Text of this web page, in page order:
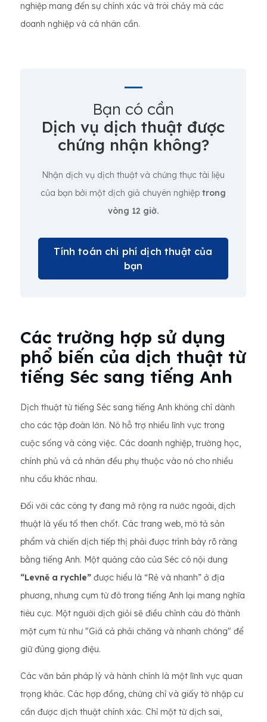
nghiệp mang đến sự chính xác và trôi chảy mà các
doanh nghiệp và cá nhân cần.
Bạn có cần
Dịch vụ dịch thuật được
chứng nhận không?
Nhận dịch vụ dịch thuật và chứng thực tài liệu
của bạn bởi một dịch giả chuyên nghiệp trong
vòng 12 giờ.
Tính toán chi phí dịch thuật của
bạn
Các trường hợp sử dụng
phổ biến của dịch thuật từ
tiếng Séc sang tiếng Anh
Dịch thuật từ tiếng Séc sang tiếng Anh không chỉ dành
cho các tập đoàn lớn. Nó hỗ trợ nhiều lĩnh vực trong
cuộc sống và công việc. Các doanh nghiệp, trường học,
chính phủ và cá nhân đều phụ thuộc vào nó cho nhiều
nhu cầu khác nhau.
Đối với các công ty đang mở rộng ra nước ngoài, dịch
thuật là yếu tố then chốt. Các trang web, mô tả sản
phẩm và chiến dịch tiếp thị phải được trình bày rõ ràng
bằng tiếng Anh. Một quảng cáo của Séc có nội dung
“Levně a rychle” được hiểu là “Rẻ và nhanh” ở địa
phương, nhưng cụm từ đó trong tiếng Anh lại mang nghĩa
tiêu cực. Một người dịch giỏi sẽ điều chỉnh câu đó thành
một cụm từ như "Giá cả phải chăng và nhanh chóng" để
giữ đúng giọng điệu.
Các văn bản pháp lý và hành chính là một lĩnh vực quan
trọng khác. Các hợp đồng, chứng chỉ và giấy tờ nhập cư
cần được dịch thuật chính xác. Chỉ một từ dịch sai,